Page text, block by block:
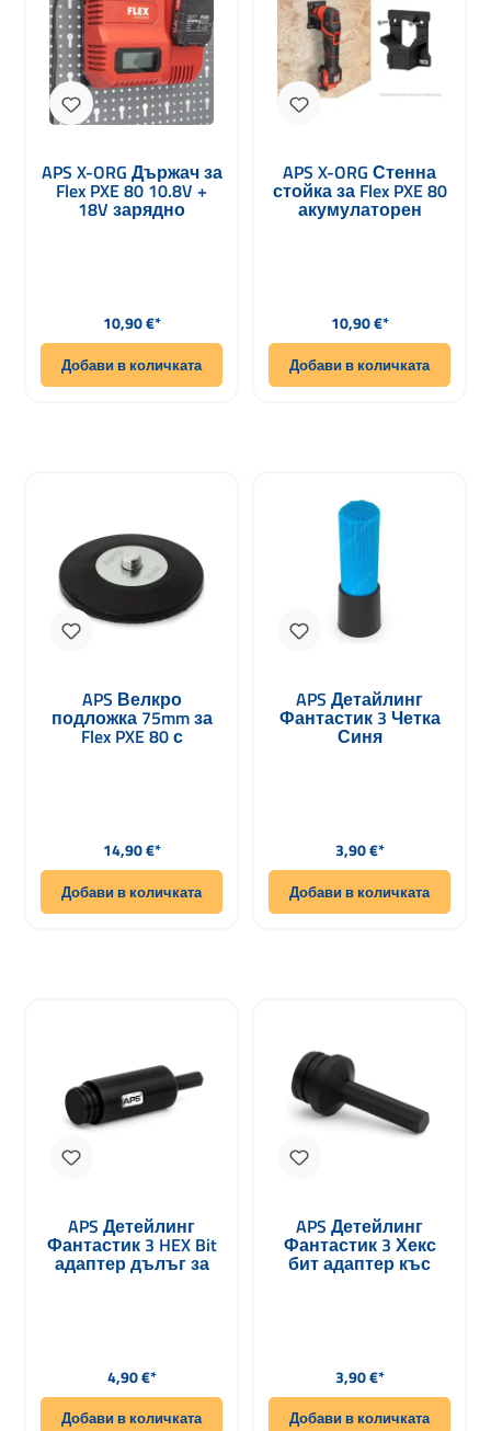
APS X-ORG Държач за
Flex PXE 80 10.8V +
18V зарядно
Редовна цена:
10,90 €*
Добави в количката
APS X-ORG Стенна
стойка за Flex PXE 80
акумулаторен
Редовна цена:
10,90 €*
Добави в количката
APS Велкро
подложка 75mm за
Flex PXE 80 с
Редовна цена:
14,90 €*
Добави в количката
APS Детайлинг
Фантастик 3 Четка
Синя
Редовна цена:
3,90 €*
Добави в количката
APS Детейлинг
Фантастик 3 HEX Bit
адаптер дълъг за
четки и четки
Редовна цена:
4,90 €*
Добави в количката
APS Детейлинг
Фантастик 3 Хекс
бит адаптер къс
приставки за четки
Редовна цена:
3,90 €*
Добави в количката